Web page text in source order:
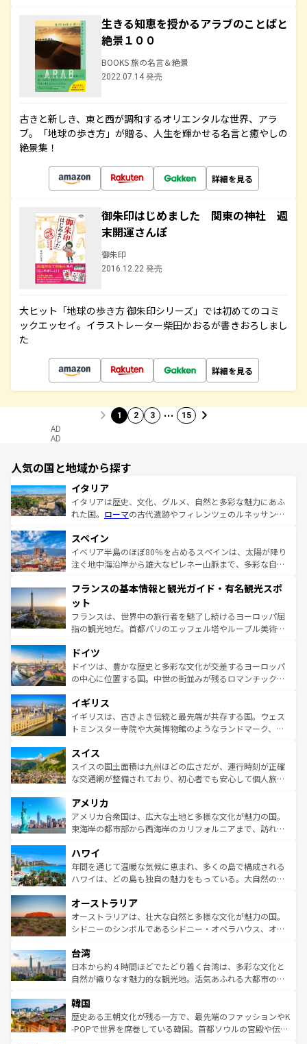
生きる知恵を授かるアラブのことばと
絶景１００
BOOKS 旅の名言＆絶景
2022.07.14 発売
古きと新しき、東と西が調和するオリエンタルな世界、アラ
ブ。「地球の歩き方」が贈る、人生を輝かせる名言と癒やしの
絶景集！
詳細を見る
御朱印はじめました 関東の神社 週
末開運さんぽ
御朱印
2016.12.22 発売
大ヒット「地球の歩き方 御朱印シリーズ」では初めてのコミ
ックエッセイ。イラストレーター柴田かおるが書きおろしまし
た
詳細を見る
1 2 3 … 15
AD
AD
人気の国と地域から探す
イタリア
イタリアは歴史、文化、グルメ、自然と多彩な魅力にあふ
れた国。 ローマの古代遺跡やフィレンツェのルネッサンス
ろん、トスカーナの美しい田園風景やアマルフィ海岸の絶
景など、自然景観も見逃せない。観光の合間には、本場の
ピザやパスタなど、絶品のイタリア料理を堪能することも
ませてくれるイタリアで、忘れられない旅をしてみよう！
なお、新着のイタリア情報は
しい。
スペイン
イベリア半島のほぼ80％を占めるスペインは、太陽が降り
注ぐ地中海沿岸から雄大なピレネー山脈まで、多彩な自然
文化が根付くこの国では、情熱的なフラメンコ、熱気あふ
れる闘牛、そして美味しいタパスが生活の一部となってい
る。首都マドリードの洗練された雰囲気や、バルセロナの
アートに溢れた街角から、地方では古代ローマ遺跡や中世
せる。地方によって風土や気候が異なるスペインはその個
性で訪れる人を魅了する。 なお、新着のスペイン情報は コ
ンテンツ一覧を参照してほしい。
フランスの基本情報と観光ガイド・有名観光スポ
ット
フランスは、世界中の旅行者を魅了し続けるヨーロッパ屈
指の観光地だ。首都パリのエッフェル塔やルーブル美術館
で、幅広い魅力が詰まっている。華麗な宮殿、歴史的な大
聖堂、美しいビーチ、そして豊かな自然が、訪れる者を心
から魅了する。また、フランスは美食の国としても知ら
いる。シャンパンの発祥地であるランス、プロヴァンスの
香り高いラベンダー畑など、多彩な楽しみ方が可能だ。さ
らに、パリ以外の地域にも魅力が溢れており、どの街角に
れる地方に足を運ぶとそれぞれで全く異なる文化を体験で
きるだろう。 なお、新着のフランス情報はコンテンツ一覧
を参照してほしい。
ドイツ
ドイツは、豊かな歴史と多彩な文化が交差するヨーロッパ
の中心に位置する国。中世の街並みが残るロマンチック街
顔を持つこの国は、どこを歩いても飽きることがない。ベ
ルリンの文化的活気、バイエルン州のアルプスの絶景、そ
してライン川沿いのワイン畑といった風景は必見。ビール
は、お酒好きな人にはぜひ体験してほしい。 なお、新着の
ドイツ情報はコンテンツ一覧を参照してほしい。
イギリス
イギリスは、古きよき伝統と最先端が共存する国。ウェス
トミンスター寺院や大英博物館のようなランドマーク、歴
リアごとに異なる魅力がある。また、優雅なアフタヌーン
ティー、ビール好きにはたまらない英国パブ、サッカー観
戦など、本場だからこそできる体験も豊富。イギリスを旅
ンツ一覧を参照してほしい。
スイス
スイスの国土面積は九州ほどの広さだが、運行時刻が正確
な交通網が整備されており、初心者でも安心して個人旅行
の建物がそのまま残る町や、スイスならではのユニークな
博物館もあり、アルプス観光だけでなく町歩きも満喫する
ことができる。国民の所得が高いため物価も高いが、旅行
ば市内交通費無料で観光を楽しむこともできる。 なお、新
着のスイス情報はコンテンツ一覧 を参照してほしい。
アメリカ
アメリカ合衆国は、広大な土地と多様な文化が魅力の国。
東海岸の都市部から西海岸のカリフォルニアまで、訪れる
のような巨大都市は、観光、ショッピング、エンターテイ
ンメントが詰まった刺激的なスポットだ。一方、アメリカ
西部には大自然が広がり、グランドキャニオンやイエロー
部のニューオーリンズでは、音楽と美食が融合した独特の
文化が魅力。旅行者はアメリカの各地域で異なる魅力を楽
しみながら、その多様性と豊かな歴史を感じることができ
ならではの贅沢な旅のスタイルだ。 なお、新着のアメリカ
情報はコンテンツ一覧を参照してほしい。
ハワイ
年間を通じて温暖な気候に恵まれ、多くの島で構成される
ハワイは、どの島も独自の魅力をもっている。大自然の神
ワイ島は見逃せない。また、定番の観光地といえばオアフ
島だが、静かな自然を求めるならマウイ島やカウアイ島が
おすすめ。エメラルドグリーンに輝く海をはじめ、豊かな
れるおもてなしの心で訪れる人々を迎えてくれるハワイの
人々、おいしいローカルフードやハワイアンミュージッ
ク、伝統的なフラダンスなど、すべてがハワイの魅力を彩
ワイを、存分に味わってほしい。 なお、新着のハワイ情報
はコンテンツ一覧を参照してほしい。
オーストラリア
オーストラリアは、壮大な自然と多様な文化が魅力の国。
シドニーのシンボルであるシドニー・オペラハウス、オー
リアリーフや大陸中央部にそびえるウルル（エアーズロッ
ク）、タスマニアの美しい原生林やケアンズの熱帯雨林な
ど、見どころがたくさん。また、カフェやワイン、オージ
いる。アクティビティも充実しており、サーフィンやダイ
ビング、ハイキングなど、アウトドア好きにはたまらな
い。オーストラリアの多彩な魅力を存分に味わいつくそ
台湾
日本から約４時間ほどでたどり着く台湾は、多彩な文化と
自然が織りなす魅力的な観光地。活気あふれる大都市の台
ン）、静ひつな山岳地帯である台湾東部など、都市の喧騒
と山間の静けさが共存しており、訪れる人に新しい発見と
驚きをもたらしてくれる。また、奥深い台湾の食文化も魅
韓国
歴史ある王朝文化が残る一方で、最先端のファッションやK
-POPで世界を席巻している韓国。首都ソウルの宮殿や伝統